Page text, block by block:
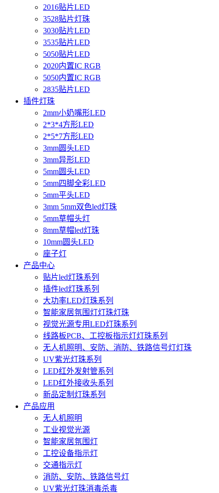
2016贴片LED
3528贴片灯珠
3030贴片LED
3535贴片LED
5050贴片LED
2020内置IC RGB
5050内置IC RGB
2835贴片LED
插件灯珠
2mm小奶嘴形LED
2*3*4方形LED
2*5*7方形LED
3mm圆头LED
3mm异形LED
5mm圆头LED
5mm四脚全彩LED
5mm平头LED
3mm 5mm双色led灯珠
5mm草帽头灯
8mm草帽led灯珠
10mm圆头LED
座子灯
产品中心
贴片led灯珠系列
插件led灯珠系列
大功率LED灯珠系列
智能家居氛围灯灯珠灯珠
视觉光源专用LED灯珠系列
线路板PCB、工控板指示灯灯珠系列
无人机照明、安防、消防、铁路信号灯灯珠
UV紫光灯珠系列
LED红外发射管系列
LED红外接收头系列
新品定制灯珠系列
产品应用
无人机照明
工业视觉光源
智能家居氛围灯
工控设备指示灯
交通指示灯
消防、安防、铁路信号灯
UV紫光灯珠消毒杀毒